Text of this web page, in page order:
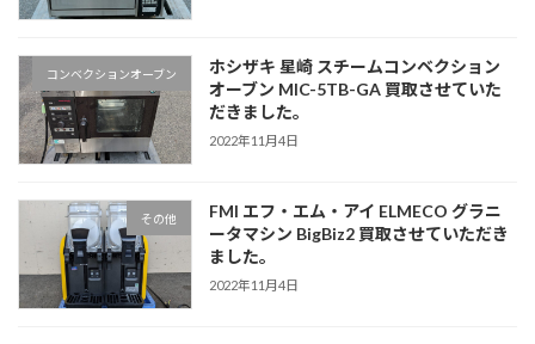
コンベクションオーブン
ホシザキ 星崎 スチームコンベクション
オーブン MIC-5TB-GA 買取させていた
だきました。
2022年11月4日
その他
FMI エフ・エム・アイ ELMECO グラニ
ータマシン BigBiz2 買取させていただき
ました。
2022年11月4日